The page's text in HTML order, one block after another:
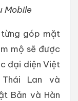
Mobile
góp mặt
mộ sẽ được
đại diện Việt
Lan và
Bản và Hàn